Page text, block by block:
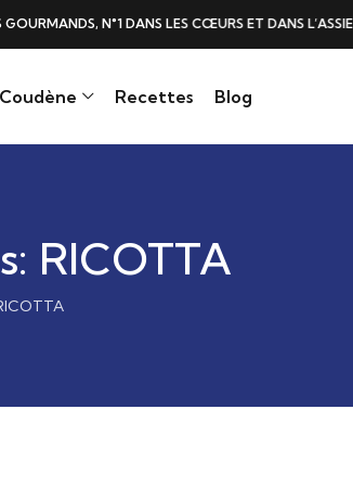
N°1 DANS LES CŒURS ET DANS L’ASSIETTE
Recettes Blog
RICOTTA